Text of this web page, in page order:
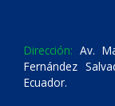
Dirección: Av.
Fernández
Ecuador.